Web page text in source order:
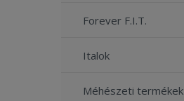
Forever F.I.T.
Italok
Méhészeti termékek